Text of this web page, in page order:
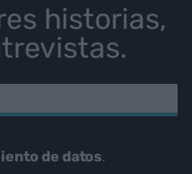
historias,
de datos